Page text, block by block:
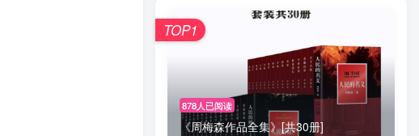
878人已阅读
《周梅森作品全集》[共30册]
TOP1